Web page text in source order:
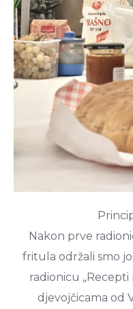
Nakon prve
fritula održali smo
radionicu „Recepti
djevojčicama od